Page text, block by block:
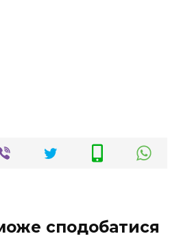
сподобатися